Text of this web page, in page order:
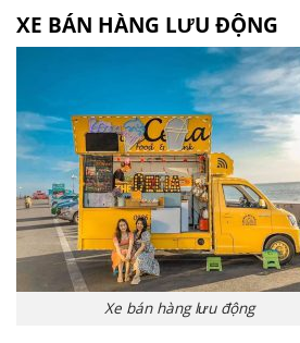
XE BÁN HÀNG LƯU ĐỘNG
Xe bán hàng lưu động